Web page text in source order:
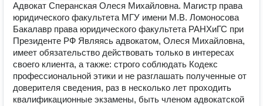
Адвокат Сперанская Олеся Михайловна. Магистр права
юридического факультета МГУ имени М.В. Ломоносова
Бакалавр права юридического факультета РАНХиГС при
Президенте РФ Являясь адвокатом, Олеся Михайловна,
имеет обязательство действовать только в интересах
своего клиента, а также: строго соблюдать Кодекс
профессиональной этики и не разглашать полученные от
доверителя сведения, раз в несколько лет проходить
квалификационные экзамены, быть членом адвокатской